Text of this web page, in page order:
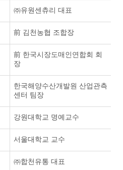
㈜유원센츄리 대표
前 김천농협 조합장
前 한국시장도매인연합회 회
장
한국해양수산개발원 산업관측
센터 팀장
강원대학교 명예교수
서울대학교 교수
㈜합천유통 대표